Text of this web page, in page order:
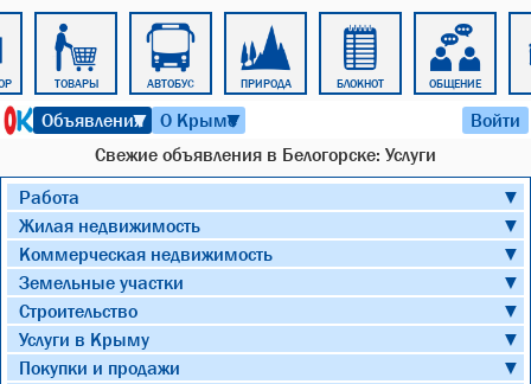
ТОВАРЫ АВТОБУС ПРИРОДА БЛОКНОТ ОБЩЕНИЕ
Объявления
▼ О Крыме
▼ Войти
Cвежие объявления в Белогорске: Услуги
Работа
▼
Жилая недвижимость ▼
Коммерческая недвижимость ▼
Земельные участки ▼
Строительство ▼
Услуги в Крыму ▼
Покупки и продажи ▼